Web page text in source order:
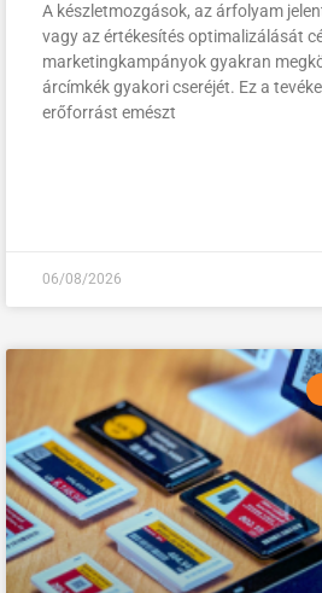
A készletmozgások, az árfolyam
vagy az értékesítés optimalizálását
marketingkampányok gyakran
árcímkék gyakori cseréjét. Ez a
erőforrást emészt
06/08/2026